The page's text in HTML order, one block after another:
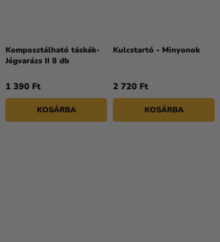
Komposztálható táskák-
Jégvarázs II 8 db
1 390 Ft
KOSÁRBA
Kulcstartó - Minyonok
2 720 Ft
KOSÁRBA